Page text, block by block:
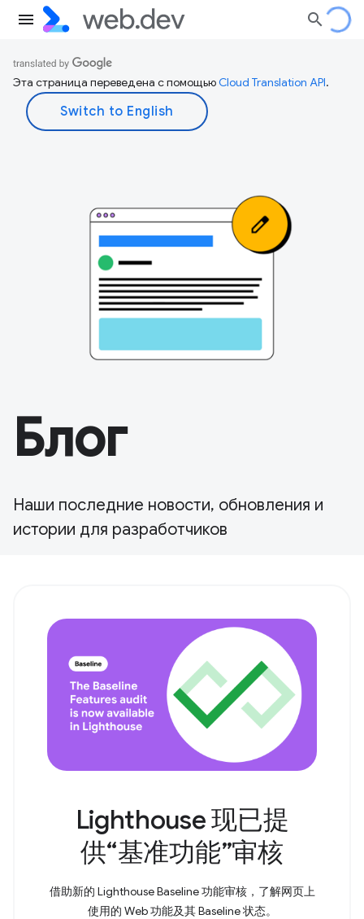
Эта страница переведена с помощьюCloud Translation API.
Блог
Наши последние новости, обновления и
истории для разработчиков
Lighthouse 现已提
供“基准功能”审核
借助新的 Lighthouse Baseline 功能审核，了解网页上
使用的 Web 功能及其 Baseline 状态。